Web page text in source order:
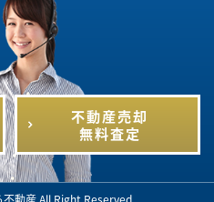
不動産売却
無料査定
動産 All Right Reserved.